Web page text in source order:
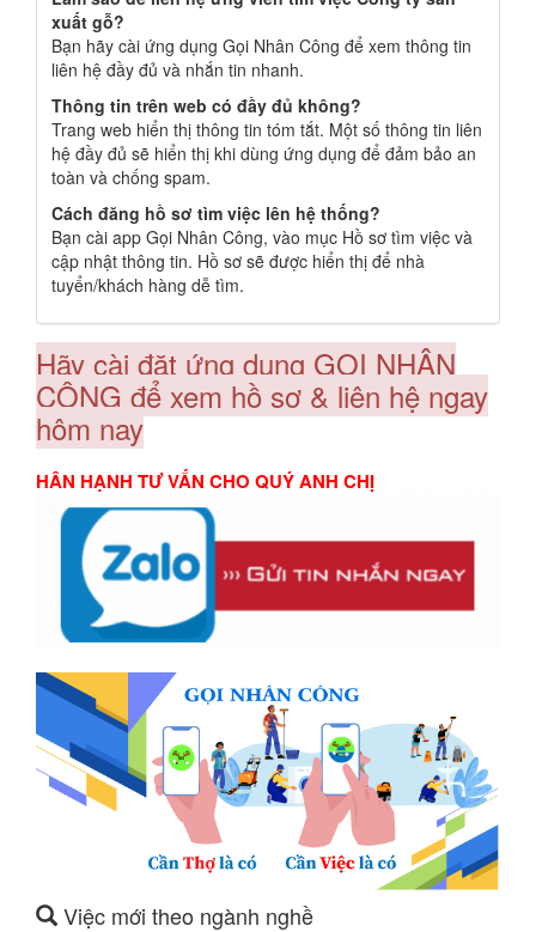
xuất gỗ?
Bạn hãy cài ứng dụng Gọi Nhân Công để xem thông tin
liên hệ đầy đủ và nhắn tin nhanh.
Thông tin trên web có đầy đủ không?
Trang web hiển thị thông tin tóm tắt. Một số thông tin liên
hệ đầy đủ sẽ hiển thị khi dùng ứng dụng để đảm bảo an
toàn và chống spam.
Cách đăng hồ sơ tìm việc lên hệ thống?
Bạn cài app Gọi Nhân Công, vào mục Hồ sơ tìm việc và
cập nhật thông tin. Hồ sơ sẽ được hiển thị để nhà
tuyển/khách hàng dễ tìm.
Hãy cài đặt ứng dụng GỌI NHÂN
CÔNG để xem hồ sơ & liên hệ ngay
hôm nay
HÂN HẠNH TƯ VẤN CHO QUÝ ANH CHỊ
Việc mới theo ngành nghề